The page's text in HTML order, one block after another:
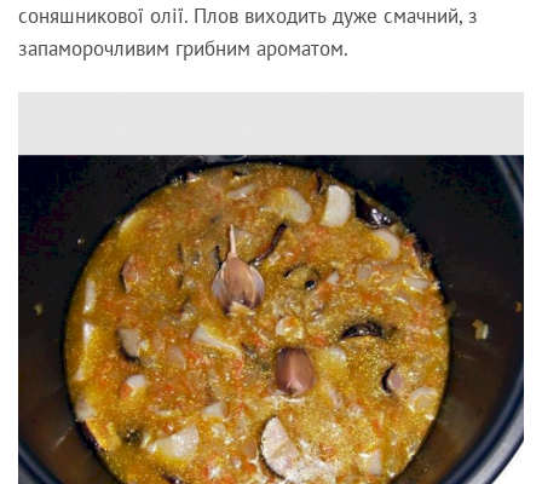
соняшникової олії. Плов виходить дуже смачний, з
запаморочливим грибним ароматом.